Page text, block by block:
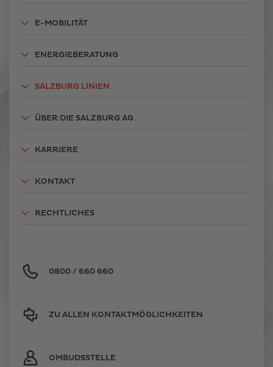
E-MOBILITÄT
ENERGIEBERATUNG
SALZBURG LINIEN
ÜBER DIE SALZBURG AG
KARRIERE
KONTAKT
RECHTLICHES
0800 / 660 660
ZU ALLEN KONTAKTMÖGLICHKEITEN
OMBUDSSTELLE